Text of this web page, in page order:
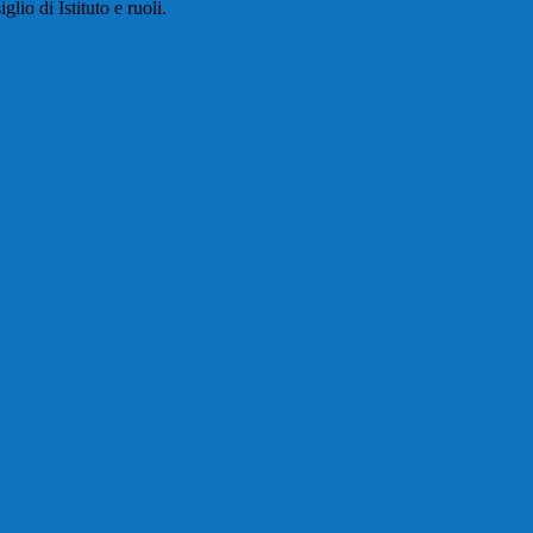
di Istituto e ruoli.